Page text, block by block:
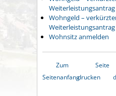
Weiterleistungsantrag
Wohngeld –
Wohnsitz anmelden
Zum
Seitenanfang
Seite
drucken